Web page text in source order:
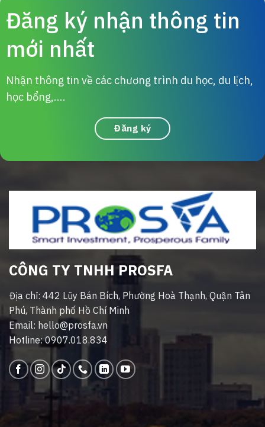
Đăng ký nhận thông tin
mới nhất
Nhận thông tin về các chương trình du học, du lịch,
học bổng,....
Đăng ký
CÔNG TY TNHH PROSFA
Địa chỉ: 442 Lũy Bán Bích, Phường Hoà Thạnh, Quận Tân
Phú, Thành phố Hồ Chí Minh
Email: hello@prosfa.vn
Hotline: 0907.018.834